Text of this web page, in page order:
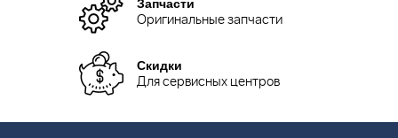
Оригинальные запчасти
Скидки
Для сервисных центров